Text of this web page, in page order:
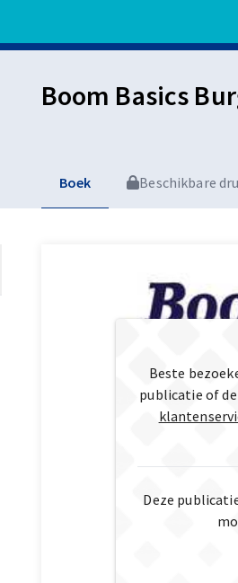
Boom Basics
Boek Beschikbare
Beste
publicatie of
Deze